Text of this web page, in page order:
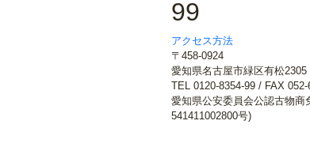
99
アクセス方法
〒458-0924
愛知県名古屋市緑区有松2305
TEL 0120-8354-99 / FAX 052-
愛知県公安委員会公認古物商
541411002800号)